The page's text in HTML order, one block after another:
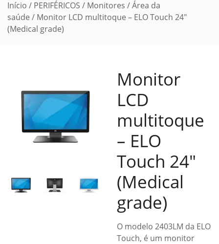
Início / PERIFÉRICOS / Monitores /Área da
saúde / Monitor LCD multitoque – ELO Touch 24″
(Medical grade)
Monitor
LCD
multitoque
– ELO
Touch 24″
(Medical
grade)
O modelo 2403LM da ELO
Touch, é um monitor